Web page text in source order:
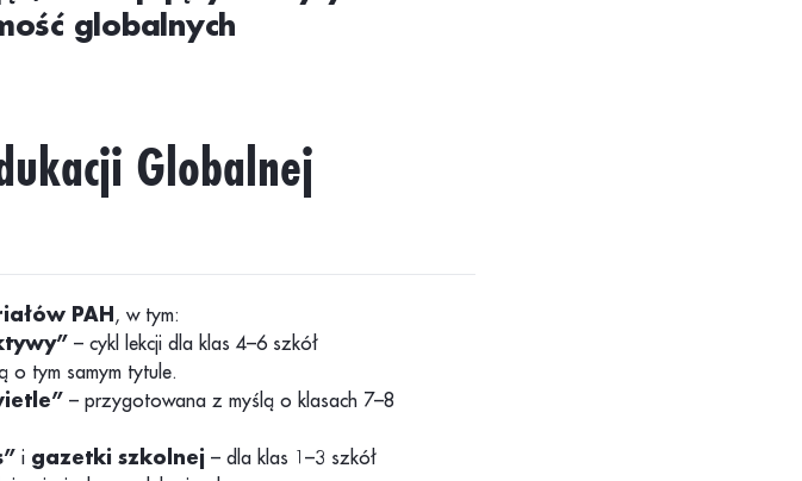
globalnych
Globalnej
PAH , w tym:
– cykl lekcji dla klas 4–6 szkół
o tym samym tytule.
– przygotowana z myślą o klasach 7–8
i gazetki szkolnej – dla klas 1–3 szkół